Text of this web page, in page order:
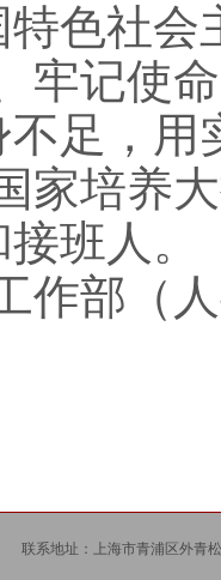
色社会
牢记使
足，用
家培养
班人。
作部（
联系地址：上海市青浦区外青